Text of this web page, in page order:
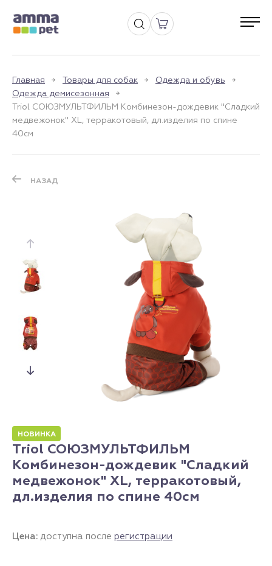
Главная Товары для собак
Одежда и обувь
Одежда демисезонная
Triol СОЮЗМУЛЬТФИЛЬМ Комбинезон-дождевик "Сладкий
медвежонок" XL, терракотовый, дл.изделия по спине
40см
НАЗАД
НОВИНКА
Triol СОЮЗМУЛЬТФИЛЬМ
Комбинезон-дождевик "Сладкий
медвежонок" XL, терракотовый,
дл.изделия по спине 40см
Цена: доступна после регистрации